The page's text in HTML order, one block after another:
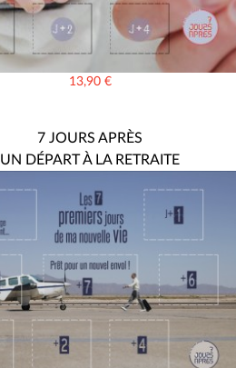
13,90 €
7 JOURS APRÈS
UN DÉPART À LA RETRAITE